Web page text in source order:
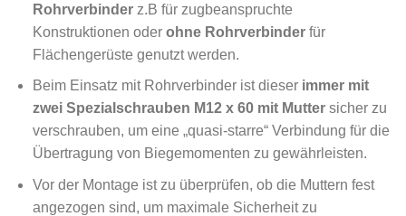
Rohrverbinder z.B für zugbeanspruchte
Konstruktionen oder ohne Rohrverbinder für
Flächengerüste genutzt werden.
Beim Einsatz mit Rohrverbinder ist dieserimmer mit
zwei Spezialschrauben M12 x 60 mit Muttersicher zu
verschrauben, um eine „quasi-starre“ Verbindung für die
Übertragung von Biegemomenten zu gewährleisten.
Vor der Montage ist zu überprüfen, ob die Muttern fest
angezogen sind, um maximale Sicherheit zu